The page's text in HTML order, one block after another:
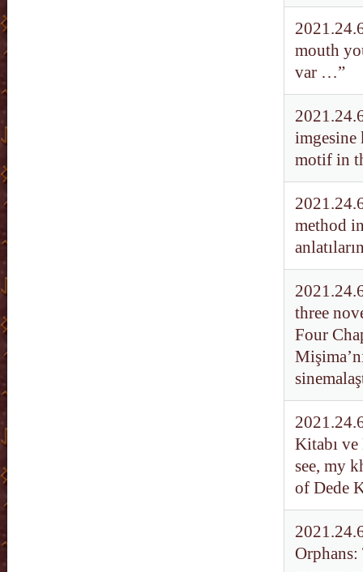
mouth
var …”
imgesine
motif in
method
three
Four
Kitabı ve
see, my
of Dede
Orphans: